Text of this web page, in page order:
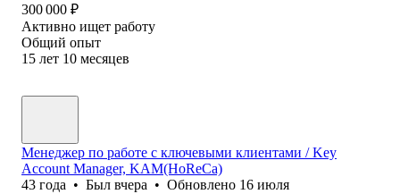
300 000 ₽
Активно ищет работу
Общий опыт
15 лет 10 месяцев
Менеджер по работе с ключевыми клиентами / Key
Account Manager, KAM(HoReCa)
43 года • Был вчера • Обновлено 16 июля